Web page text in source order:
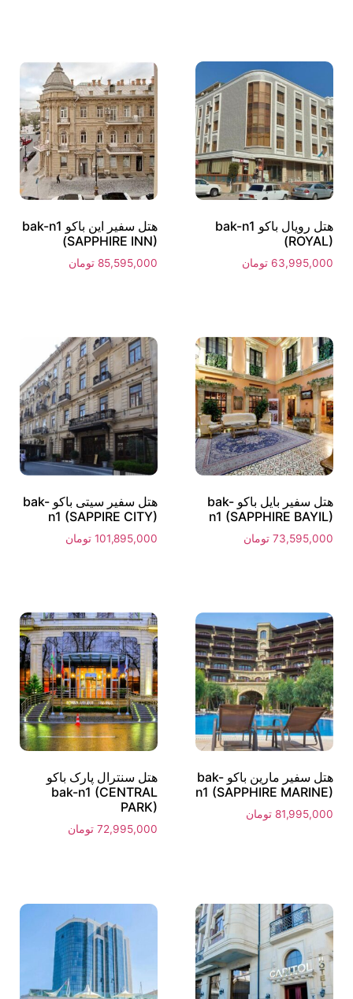
هتل رویال باکو bak-n1
(ROYAL)
63,995,000 تومان
هتل سفیر این باکو bak-n1
(SAPPHIRE INN)
85,595,000 تومان
هتل سفیر بایل باکو bak-
n1 (SAPPHIRE BAYIL)
73,595,000 تومان
هتل سفیر سیتی باکو bak-
n1 (SAPPIRE CITY)
101,895,000 تومان
هتل سفیر مارین باکو bak-
n1 (SAPPHIRE MARINE)
81,995,000 تومان
هتل سنترال پارک باکو
bak-n1 (CENTRAL
PARK)
72,995,000 تومان